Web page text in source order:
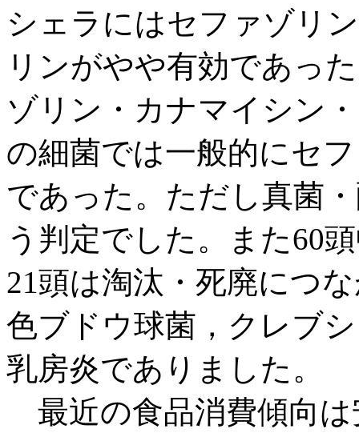
シェラにはセファゾリ
リンがやや有効であっ
ゾリン・カナマイシン
の細菌では一般的にセ
であった。ただし真菌
う判定でした。また60
21頭は淘汰・死廃につ
色ブドウ球菌，クレブ
乳房炎でありました。
最近の食品消費傾向は